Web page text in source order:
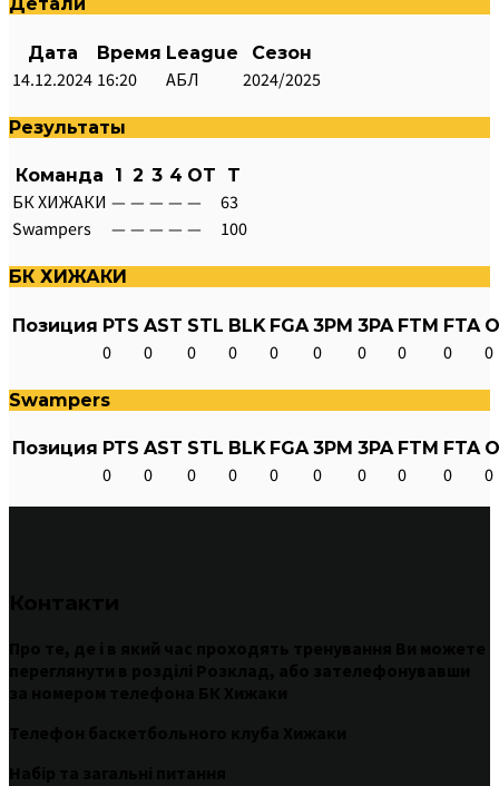
Детали
Дата Время League Сезон
14.12.2024 16:20 АБЛ 2024/2025
Результаты
Команда 1 2 3 4 OT T
БК ХИЖАКИ — — — — —
63
Swampers
— — — — — 100
БК ХИЖАКИ
Позиция PTS AST STL BLK FGA 3PM 3PA FTM FTA
0 0 0 0 0 0 0 0 0 0
Swampers
Позиция PTS AST STL BLK FGA 3PM 3PA FTM FTA
0 0 0 0 0 0 0 0 0 0